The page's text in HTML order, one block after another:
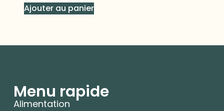
Ajouter au panier
Menu rapide
Alimentation